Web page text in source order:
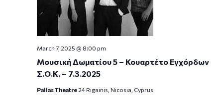
Μουσική Δωματίου 5 – Κουαρτέτο Εγχόρδων
Σ.Ο.Κ. – 7.3.2025
March 7, 2025 @ 8:00 pm
Pallas Theatre24 Rigainis, Nicosia, Cyprus